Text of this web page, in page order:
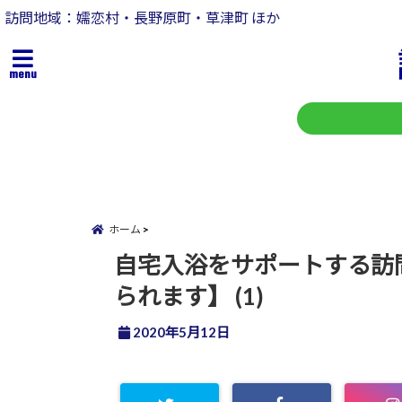
訪問地域：嬬恋村・長野原町・草津町 ほか
menu
ホーム
自宅入浴をサポートする
られます】 (1)
2020年5月12日